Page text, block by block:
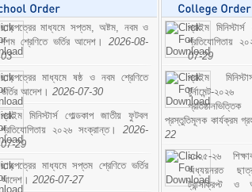
ছাড়পত্রের মাধ্যমে সপ্তম, অষ্টম, নবম ও
দশম শ্রেণিতে ভর্তির আদেশ। 2026-08-
03
ছাড়পত্রের মাধ্যমে ষষ্ঠ ও নবম শ্রেণিতে
ভর্তির আদেশ। 2026-07-30
প্রাইম মিনিস্টার্স গোল্ডকাপ জাতীয় ফুটবল
প্রতিযোগিতায় ২০২৬ সংক্রান্ত। 2026-
07-29
ছাড়পত্রের মাধ্যমে সপ্তম শ্রেণিতে ভর্তির
আদেশ। 2026-07-27
প্রাইম
প্রতিযোগিতায়
07-29
প্রাইম
টুর্নামেন্ট-
প্রস্তুতিমূলক কার্যক্রম
22
২০২৫-২৬
অধ্যয়নরত
ট্রান্সক্রিপ্ট